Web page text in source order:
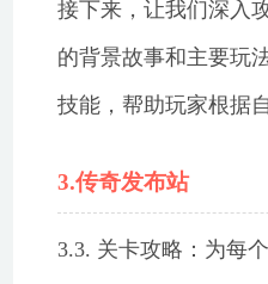
接下来，让我们深入
的背景故事和主要玩
技能，帮助玩家根据
3.传奇发布站
3.3. 关卡攻略：为每